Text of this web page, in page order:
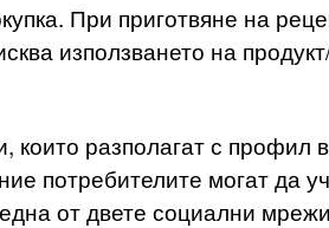
При приготвяне на
използването на
които разполагат с профил
потребителите могат да
от двете социални